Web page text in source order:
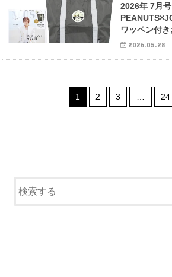
2026年 7月号
ワッペン付
2026.05.28
1 2 3 24